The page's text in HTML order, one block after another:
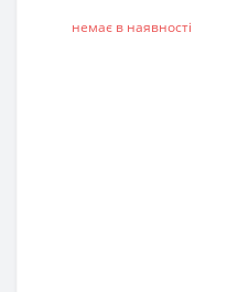
немає в наявностi